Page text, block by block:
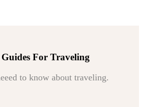
For Traveling
to know about traveling.